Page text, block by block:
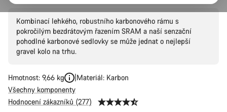
Kombinací lehkého, robustního karbonového rámu s
pokročilým bezdrátovým řazením SRAM a naší senzační
pohodlné karbonové sedlovky se může jednat o nejlepší
gravel kolo na trhu.
Hmotnost: 9,66 kg
Materiál: Karbon
Všechny komponenty
Hodnocení zákazníků (277)